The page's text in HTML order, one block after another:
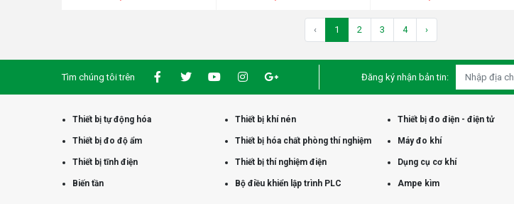
‹ 1 2 3 4 ›
Tìm chúng tôi trên Đăng ký nhận bản tin:
Thiết bị tự động hóa Thiết bị khí nén Thiết bị đo điện - điện tử
Thiết bị đo độ ẩm Thiết bị hóa chất phòng thí nghiệm Máy đo khí
Thiết bị tĩnh điện Thiết bị thí nghiệm điện Dụng cụ cơ khí
Biến tần Bộ điều khiển lập trình PLC Ampe kìm